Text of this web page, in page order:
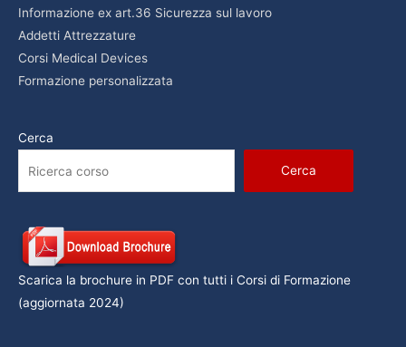
Informazione ex art.36 Sicurezza sul lavoro
Addetti Attrezzature
Corsi Medical Devices
Formazione personalizzata
Cerca
Cerca
Scarica la brochure in PDF con tutti i Corsi di Formazione
(aggiornata 2024)